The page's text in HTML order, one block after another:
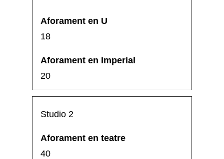
18
20
Studio 2
40